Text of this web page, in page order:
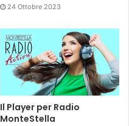
24 Ottobre 2023
Il Player per Radio
MonteStella